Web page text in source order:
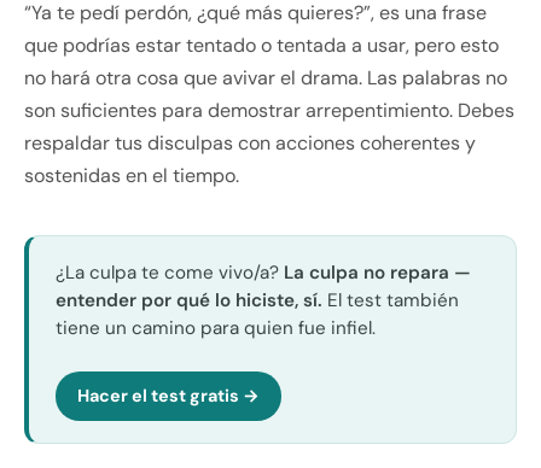
“Ya te pedí perdón, ¿qué más quieres?”, es una frase
que podrías estar tentado o tentada a usar, pero esto
no hará otra cosa que avivar el drama. Las palabras no
son suficientes para demostrar arrepentimiento. Debes
respaldar tus disculpas con acciones coherentes y
sostenidas en el tiempo.
¿La culpa te come vivo/a? La culpa no repara —
entender por qué lo hiciste, sí. El test también
tiene un camino para quien fue infiel.
Hacer el test gratis →